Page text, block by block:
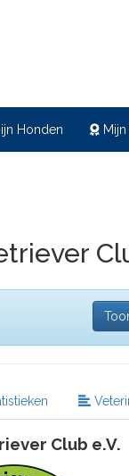
Honden
Club e.V.